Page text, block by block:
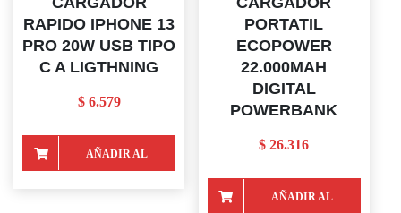
RAPIDO IPHONE 13
PRO 20W USB TIPO
C A LIGTHNING
$6.579
AÑADIR AL
PORTATIL
ECOPOWER
22.000MAH
DIGITAL
POWERBANK
$ 26.316
AÑADIR AL